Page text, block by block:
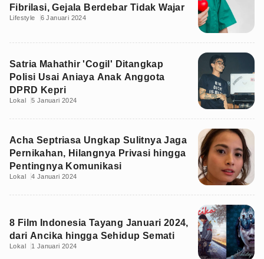
Fibrilasi, Gejala Berdebar Tidak Wajar
Lifestyle 6 Januari 2024
Satria Mahathir 'Cogil' Ditangkap
Polisi Usai Aniaya Anak Anggota
DPRD Kepri
Lokal 5 Januari 2024
Acha Septriasa Ungkap Sulitnya Jaga
Pernikahan, Hilangnya Privasi hingga
Pentingnya Komunikasi
Lokal 4 Januari 2024
8 Film Indonesia Tayang Januari 2024,
dari Ancika hingga Sehidup Semati
Lokal 1 Januari 2024